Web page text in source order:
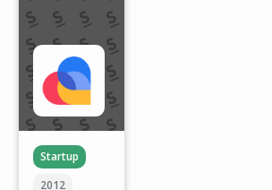
Startup
2012